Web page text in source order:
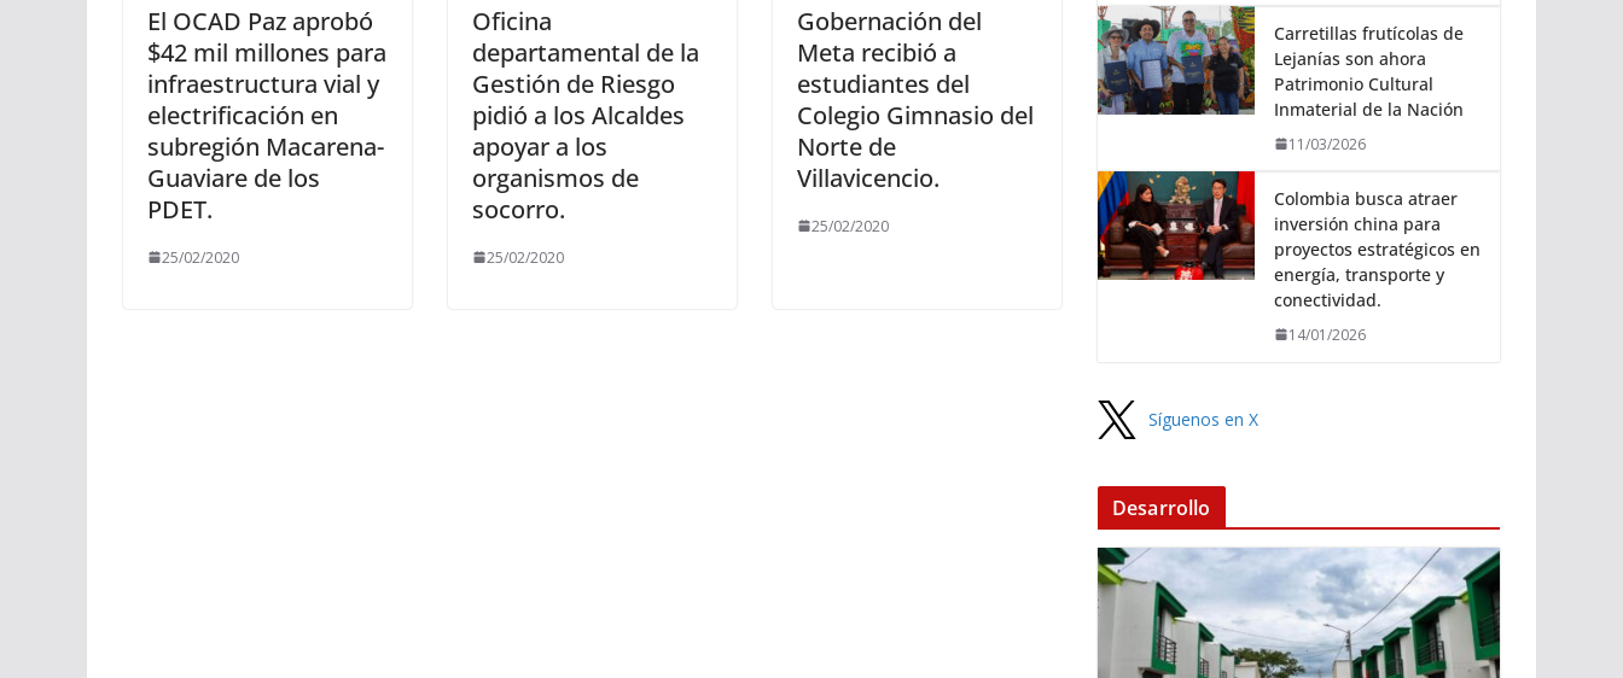
El OCAD Paz aprobó
$42 mil millones para
infraestructura vial y
electrificación en
subregión Macarena-
Guaviare de los
PDET.
25/02/2020
Oficina
departamental de la
Gestión de Riesgo
pidió a los Alcaldes
apoyar a los
organismos de
socorro.
25/02/2020
Gobernación del
Meta recibió a
estudiantes del
Colegio Gimnasio del
Norte de
Villavicencio.
25/02/2020
Carretillas frutícolas de
Lejanías son ahora
Patrimonio Cultural
Inmaterial de la Nación
11/03/2026
Colombia busca atraer
inversión china para
proyectos estratégicos en
energía, transporte y
conectividad.
14/01/2026
Síguenos en X
Desarrollo